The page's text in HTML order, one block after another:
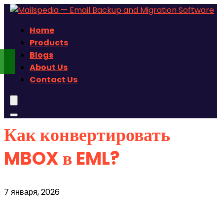
Home
Products
Blogs
About Us
Contact Us
Как конвертировать
MBOX в EML?
7 января, 2026